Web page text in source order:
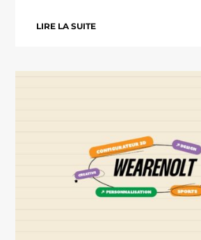
LIRE LA SUITE